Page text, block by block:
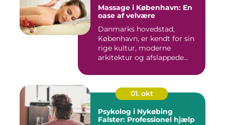
Massage i København: En
oase af velvære
Danmarks hovedstad,
København, er kendt for sin
rige kultur, moderne
arkitektur og afslappede...
01. okt
Psykolog i Nykøbing
Falster: Professionel hjælp